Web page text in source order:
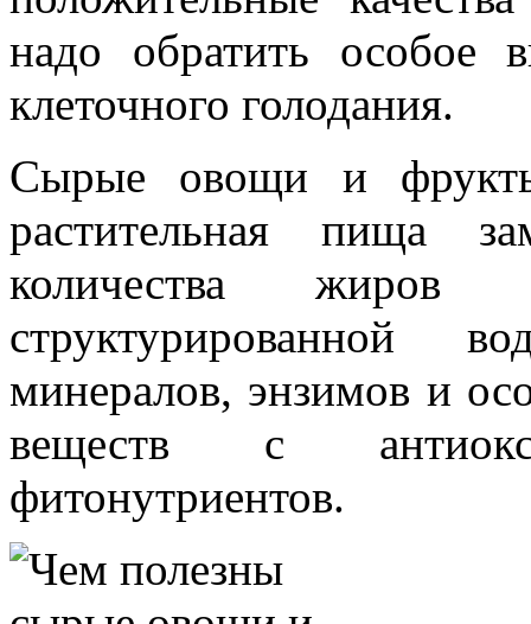
надо обратить особое
клеточного голодания.
Сырые овощи и
растительная пища
количества жиров
структурированной
минералов, энзимов и
веществ с
фитонутриентов.